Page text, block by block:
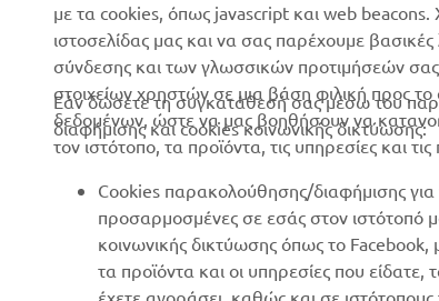
Συνεργατών
Τύπος
Φυλλάδια
Γίνετε έμπορος
Βασική Πολιτική Βιώσιμης
Ανάπτυξης
Robotics
Συνεργασίες
Τεχνικές
Yamalube Safety
Sheets
με τα cookies, όπως javascript και web beacons.
ιστοσελίδας μας και να σας παρέχουμε
σύνδεσης και των γλωσσικών προτιμήσεών
στοιχείων χρηστών σε μια βάση φιλική προς
δεδομένων, ώστε να μας βοηθήσουν να
τον ιστότοπο, τα προϊόντα, τις υπηρεσίες και
Εάν δώσετε τη συγκατάθεσή σας μέσω του
διαφήμισης και cookies κοινωνικής δικτύωσης:
Cookies παρακολούθησης/διαφήμισης για
προσαρμοσμένες σε εσάς στον ιστότοπό
κοινωνικής δικτύωσης όπως το
τα προϊόντα και οι υπηρεσίες που
έχετε αγοράσει, καθώς και σε